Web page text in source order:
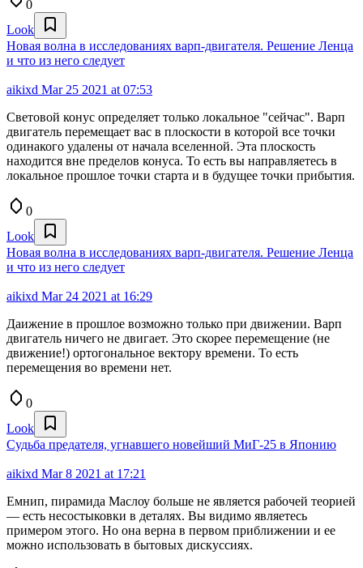
0
Look
Новая волна в исследованиях варп-двигателя. Решение Ленца
и что из него следует
aikixd Mar 25 2021 at 07:53
Световой конус определяет только локальное "сейчас". Варп
двигатель перемещает вас в плоскости в которой все точки
одинакого удалены от начала вселенной. Эта плоскость
находится вне пределов конуса. То есть вы направляетесь в
локальное прошлое точки старта и в будущее точки прибытия.
0
Look
Новая волна в исследованиях варп-двигателя. Решение Ленца
и что из него следует
aikixd Mar 24 2021 at 16:29
Даижение в прошлое возможно только при движении. Варп
двигатель ничего не двигает. Это скорее перемещение (не
движение!) ортогональное вектору времени. То есть
перемещения во времени нет.
0
Look
Судьба предателя, угнавшего новейший МиГ-25 в Японию
aikixd Mar 8 2021 at 17:21
Емнип, пирамида Маслоу больше не является рабочей теорией
— есть несостыковки в деталях. Вы видимо являетесь
примером этого. Но она верна в первом приближении и ее
можно использовать в бытовых дискуссиях.